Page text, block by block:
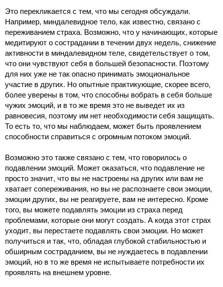
Это перекликается с тем, что мы сегодня обсуждали.
Например, миндалевидное тело, как известно, связано с
переживанием страха. Возможно, что у начинающих, которые
медитируют о сострадании в течении двух недель, снижение
активности в миндалевидном теле, свидетельствует о том,
что они чувствуют себя в большей безопасности. Поэтому
для них уже не так опасно принимать эмоциональное
участие в других. Но опытные практикующие, скорее всего,
более уверены в том, что способны вобрать в себя больше
чужих эмоций, и в то же время это не выведет их из
равновесия, поэтому им нет необходимости себя защищать.
То есть то, что мы наблюдаем, может быть проявлением
способности справиться с огромным потоком эмоций.
Возможно это также связано с тем, что говорилось о
подавлении эмоций. Может оказаться, что подавление не
просто значит, что вы не настроены на других или вам не
хватает сопереживания, но вы не распознаете свои эмоции,
эмоции других, вы не реагируете, вам не интересно. Кроме
того, вы можете подавлять эмоции из страха перед
проблемами, которые они могут создать. А когда этот страх
уходит, вы перестаете подавлять свои эмоции. Но может
получиться и так, что, обладая глубокой стабильностью и
обширным состраданием, вы не нуждаетесь в подавлении
эмоций, но в то же время не испытываете потребности их
проявлять на внешнем уровне.